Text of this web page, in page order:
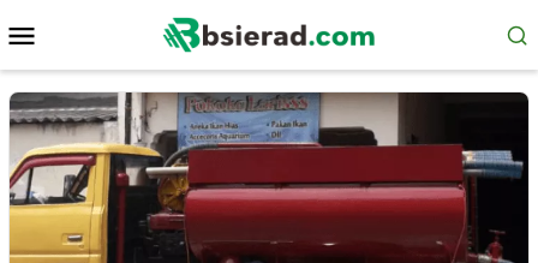
to
contentMenu